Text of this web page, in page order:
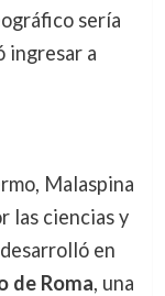
sería
ingresar a
Malaspina
las ciencias y
en
de Roma, una